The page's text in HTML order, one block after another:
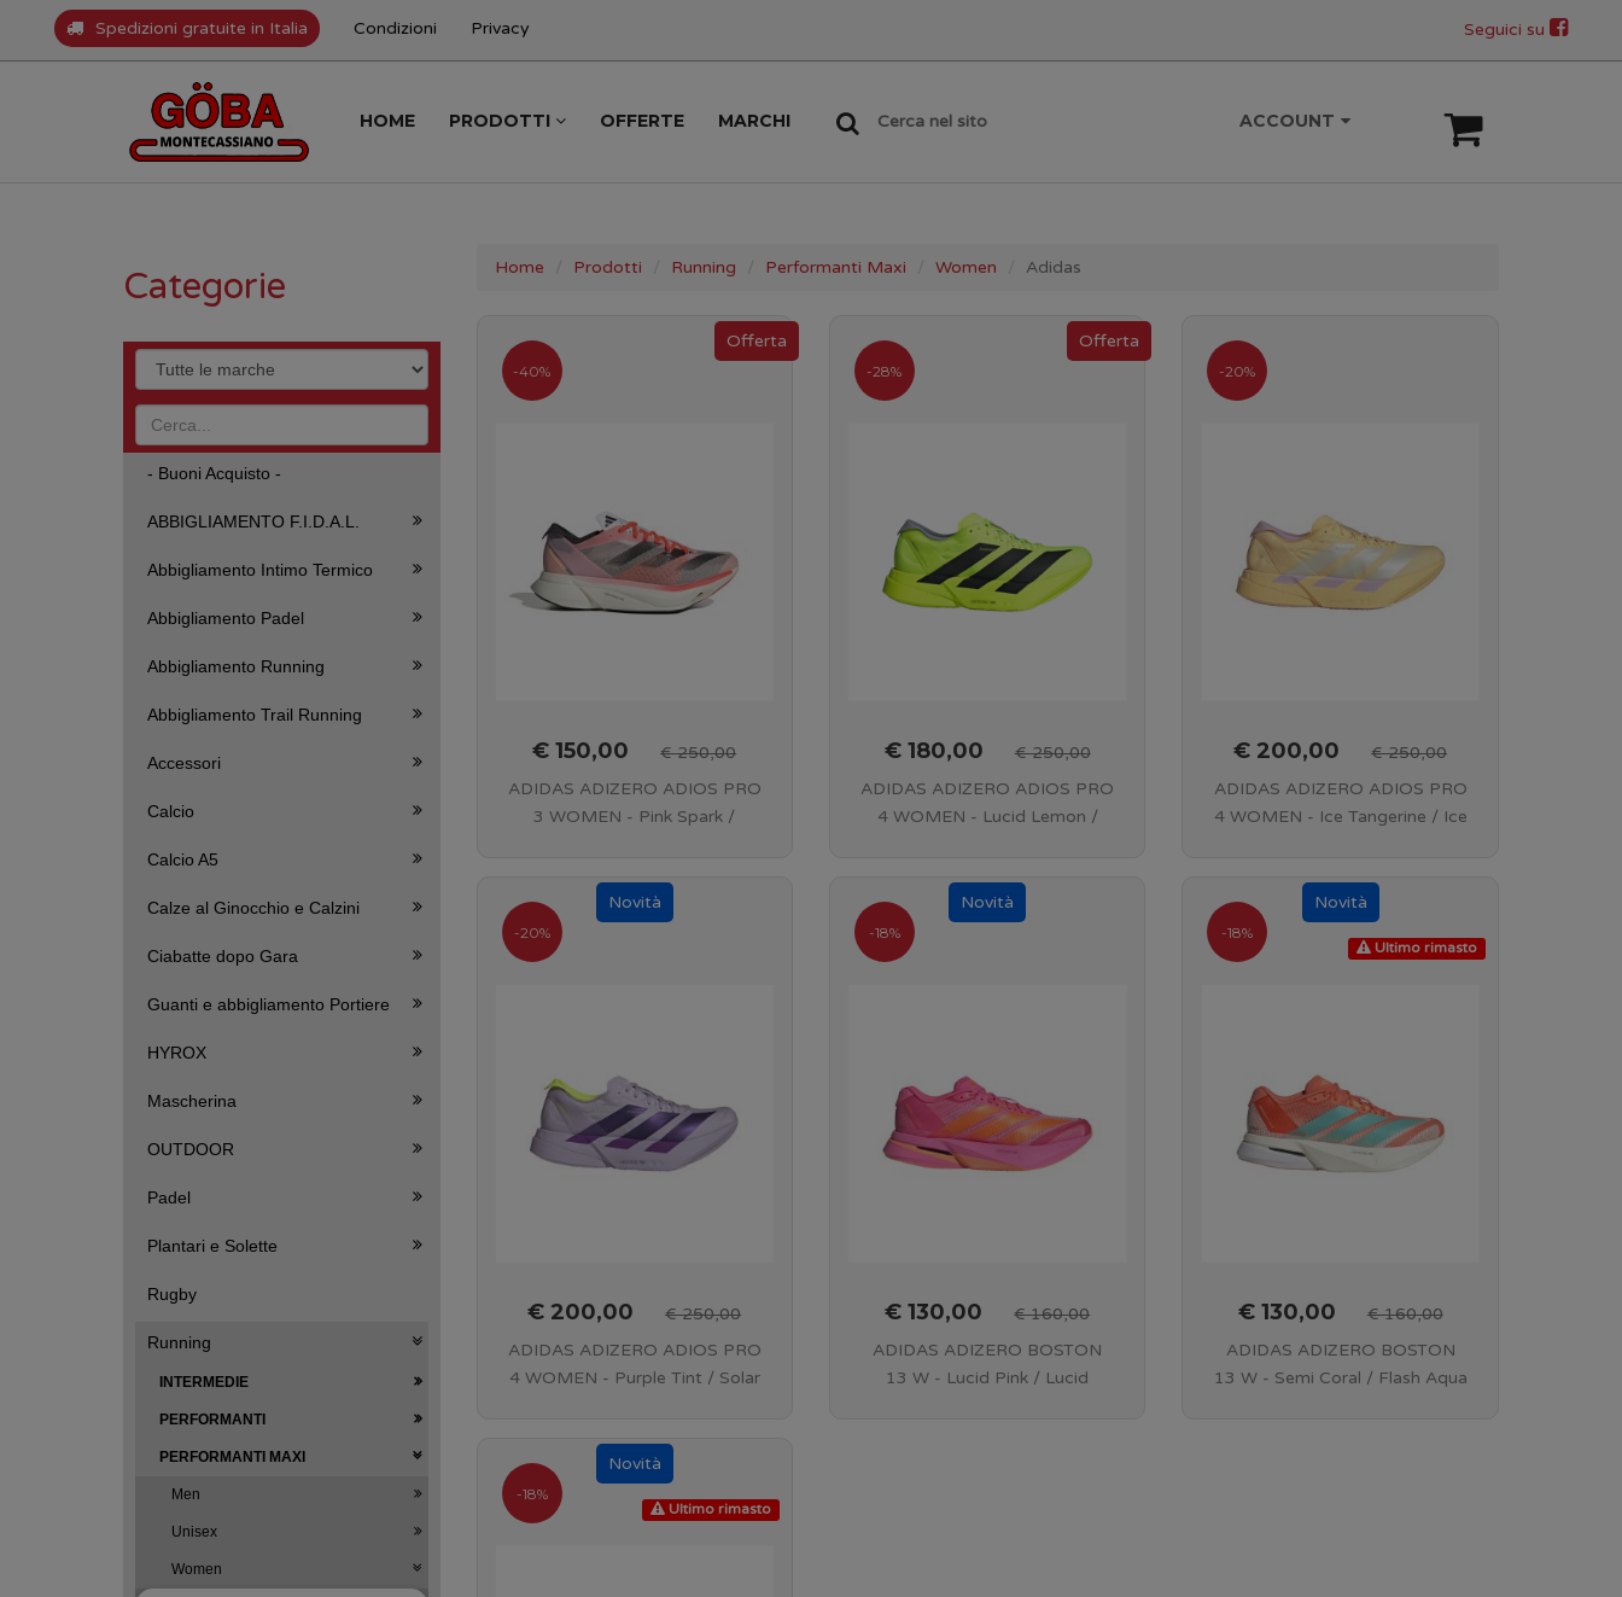
Spedizioni gratuite in Italia Condizioni Privacy Seguici su
HOME PRODOTTI OFFERTE MARCHI Cerca nel sito ACCOUNT
Home Prodotti Running Performanti Maxi Women Adidas
-40%
€ 150,00
€ 250,00
ADIDAS ADIZERO ADIOS PRO
3 WOMEN - Pink Spark /
-28%
€ 180,00
€ 250,00
ADIDAS ADIZERO ADIOS PRO
4 WOMEN - Lucid Lemon /
-20%
€ 200,00
€ 250,00
ADIDAS ADIZERO ADIOS PRO
4 WOMEN - Ice Tangerine / Ice
-20%
€ 200,00
€ 250,00
ADIDAS ADIZERO ADIOS PRO
4 WOMEN - Purple Tint / Solar
-18%
€ 130,00
€ 160,00
ADIDAS ADIZERO BOSTON
13 W - Lucid Pink / Lucid
Ultimo rimasto
-18%
€ 130,00
€ 160,00
ADIDAS ADIZERO BOSTON
13 W - Semi Coral / Flash Aqua
Ultimo rimasto
-18%
Categorie
- Buoni Acquisto -
ABBIGLIAMENTO F.I.D.A.L.
Abbigliamento Intimo Termico
Abbigliamento Padel
Abbigliamento Running
Abbigliamento Trail Running
Accessori
Calcio
Calcio A5
Calze al Ginocchio e Calzini
Ciabatte dopo Gara
Guanti e abbigliamento Portiere
HYROX
Mascherina
OUTDOOR
Padel
Plantari e Solette
Rugby
Running
INTERMEDIE
PERFORMANTI
PERFORMANTI MAXI
Men
Unisex
Women